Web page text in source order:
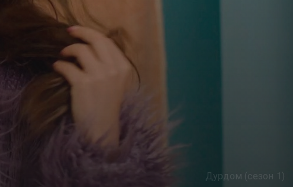
Дурдом (сезон 1)